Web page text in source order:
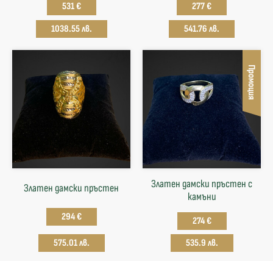
531 €
1038.55 лв.
277 €
541.76 лв.
Златен дамски пръстен
294 €
575.01 лв.
Промоция
Златен дамски пръстен с
камъни
274 €
535.9 лв.